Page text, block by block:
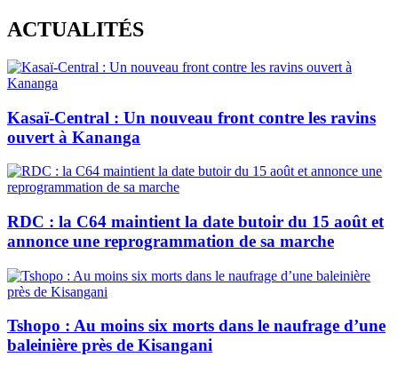
Skip
to
content
ACTUALITÉS
Kasaï-Central : Un nouveau front contre les ravins
ouvert à Kananga
RDC : la C64 maintient la date butoir du 15 août et
annonce une reprogrammation de sa marche
Tshopo : Au moins six morts dans le naufrage d’une
baleinière près de Kisangani